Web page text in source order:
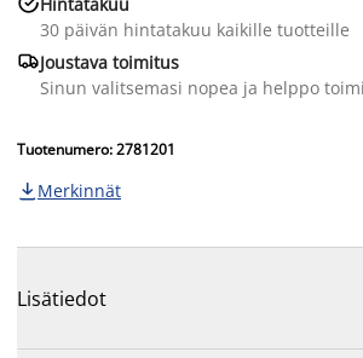
30 päivän hintatakuu kaikille tuotteille
Joustava toimitus
Sinun valitsemasi nopea ja helppo
Tuotenumero: 2781201
 Merkinnät
Lisätiedot